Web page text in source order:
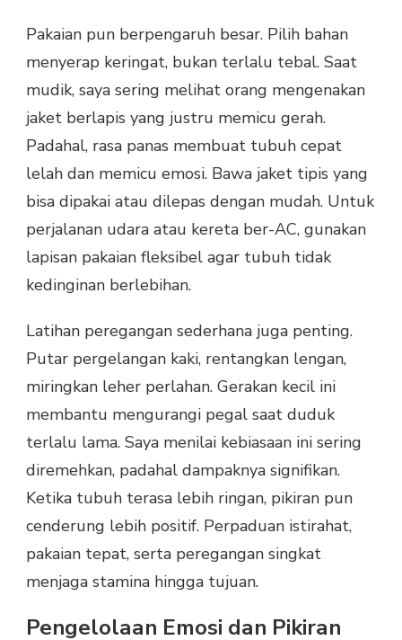
Pakaian pun berpengaruh besar. Pilih bahan
menyerap keringat, bukan terlalu tebal. Saat
mudik, saya sering melihat orang mengenakan
jaket berlapis yang justru memicu gerah.
Padahal, rasa panas membuat tubuh cepat
lelah dan memicu emosi. Bawa jaket tipis yang
bisa dipakai atau dilepas dengan mudah. Untuk
perjalanan udara atau kereta ber-AC, gunakan
lapisan pakaian fleksibel agar tubuh tidak
kedinginan berlebihan.
Latihan peregangan sederhana juga penting.
Putar pergelangan kaki, rentangkan lengan,
miringkan leher perlahan. Gerakan kecil ini
membantu mengurangi pegal saat duduk
terlalu lama. Saya menilai kebiasaan ini sering
diremehkan, padahal dampaknya signifikan.
Ketika tubuh terasa lebih ringan, pikiran pun
cenderung lebih positif. Perpaduan istirahat,
pakaian tepat, serta peregangan singkat
menjaga stamina hingga tujuan.
Pengelolaan Emosi dan Pikiran